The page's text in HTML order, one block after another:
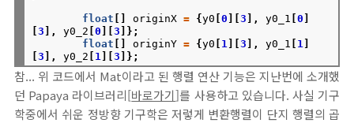
float originX = {y0 [0 ][3 ], y0_1 [0
[3 ], y0_2 [0 ][3 ]};
float
originY = {y0 1 ][3 ], y0_1 1
[3 ], y0_2 1 ][3 ]};
참... 위 코드에서 Mat이라고 된 행렬 연산 기능은 지난번에 소개했
던 Papaya 라이브러리[바로가기]를 사용하고 있습니다. 사실 기구
학중에서 쉬운 정방향 기구학은 저렇게 변환행렬이 단지 행렬의 곱